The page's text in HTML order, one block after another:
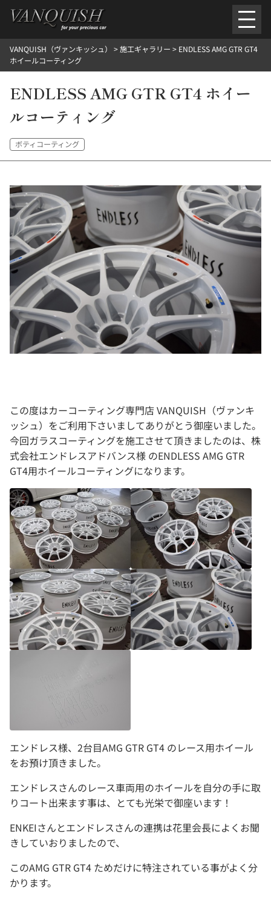
を
ごあいさつ 会社案内施工環境紹介所在地
ご提供メニュー
外装のガラスコーティング施工料金ホイールコーティング施工料金
ヘッドライトクリーニング施工料金 ルームクリーニング＆コーティング施工料金
樹脂・メッシュパーツコーティング施工料金
ウインド水染み除去 ＆ 撥水施工料金
施工ギャラリー
VANQUISH（ヴァンキッシュ） >施工ギャラリー > ENDLESS AMG GTR GT4
ホイールコーティング
ENDLESS AMG GTR GT4 ホイー
ルコーティング
ボティコーティング
この度はカーコーティング専門店 VANQUISH（ヴァンキ
ッシュ）をご利用下さいましてありがとう御座いました。
今回ガラスコーティングを施工させて頂きましたのは、株
式会社エンドレスアドバンス様 のENDLESS AMG GTR
GT4用ホイールコーティングになります。
エンドレス様、2台目AMG GTR GT4 のレース用ホイール
をお預け頂きました。
エンドレスさんのレース車両用のホイールを自分の手に取
りコート出来ます事は、とても光栄で御座います！
ENKEIさんとエンドレスさんの連携は花里会長によくお聞
きしていおりましたので、
このAMG GTR GT4 ためだけに特注されている事がよく分
かります。